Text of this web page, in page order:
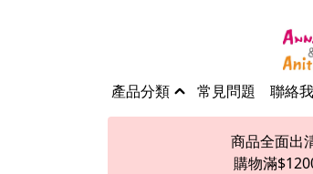
產品分類 常見問題 聯絡
商品全面出
購物滿